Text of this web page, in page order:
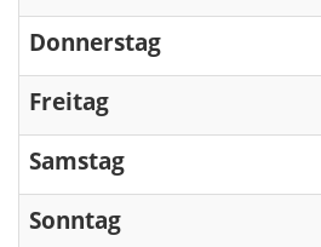
Donnerstag
Freitag
Samstag
Sonntag